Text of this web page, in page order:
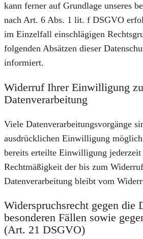
kann ferner auf Grundlage unseres
nach Art. 6 Abs. 1 lit. f DSGVO
im Einzelfall einschlägigen
folgenden Absätzen dieser
informiert.
Widerruf Ihrer Einwilligung
Datenverarbeitung
Viele Datenverarbeitungsvorgänge
ausdrücklichen Einwilligung
bereits erteilte Einwilligung
Rechtmäßigkeit der bis zum
Datenverarbeitung bleibt vom
Widerspruchsrecht gegen die
besonderen Fällen sowie
(Art. 21 DSGVO)